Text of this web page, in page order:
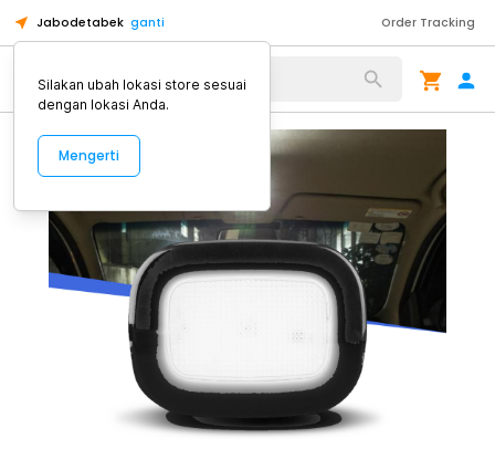
Jabodetabek ganti Order Tracking
Alat Kopi
Silakan ubah lokasi store sesuai
dengan lokasi Anda.
Mengerti